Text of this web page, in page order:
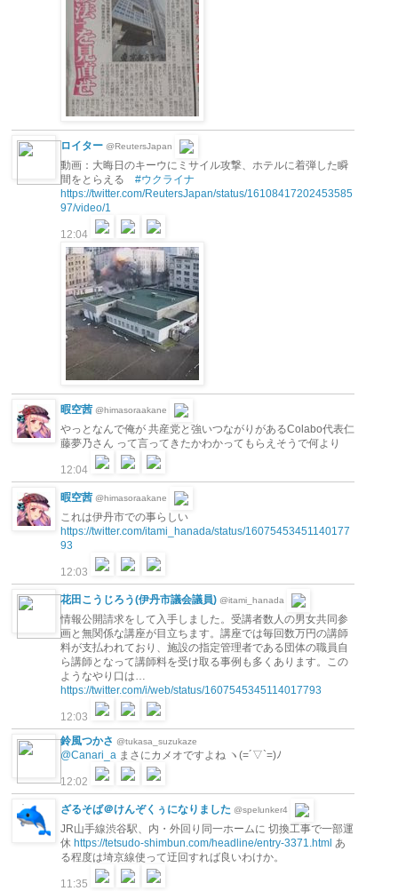
ロイター @ReutersJapan
動画：大晦日のキーウにミサイル攻撃、ホテルに着弾した瞬
間をとらえる #ウクライナ
https://twitter.com/ReutersJapan/status/16108417202453585
97/video/1
12:04
暇空茜 @himasoraakane
やっとなんで俺が 共産党と強いつながりがあるColabo代表仁
藤夢乃さん って言ってきたかわかってもらえそうで何より
12:04
暇空茜 @himasoraakane
これは伊丹市での事らしい
https://twitter.com/itami_hanada/status/16075453451140177
93
12:03
花田こうじろう(伊丹市議会議員) @itami_hanada
情報公開請求をして入手しました。受講者数人の男女共同参
画と無関係な講座が目立ちます。講座では毎回数万円の講師
料が支払われており、施設の指定管理者である団体の職員自
ら講師となって講師料を受け取る事例も多くあります。この
ようなやり口は…
https://twitter.com/i/web/status/1607545345114017793
12:03
鈴風つかさ @tukasa_suzukaze
@Canari_a まさにカメオですよね ヽ(=´▽`=)ﾉ
12:02
ざるそば＠けんぞくぅになりました @spelunker4
JR山手線渋谷駅、内・外回り同一ホームに 切換工事で一部運
休 https://tetsudo-shimbun.com/headline/entry-3371.html あ
る程度は埼京線使って迂回すれば良いわけか。
11:35